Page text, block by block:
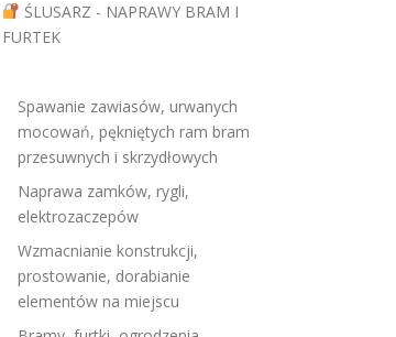
ŚLUSARZ - NAPRAWY BRAM I
FURTEK
Spawanie zawiasów, urwanych
mocowań, pękniętych ram bram
przesuwnych i skrzydłowych
Naprawa zamków, rygli,
elektrozaczepów
Wzmacnianie konstrukcji,
prostowanie, dorabianie
elementów na miejscu